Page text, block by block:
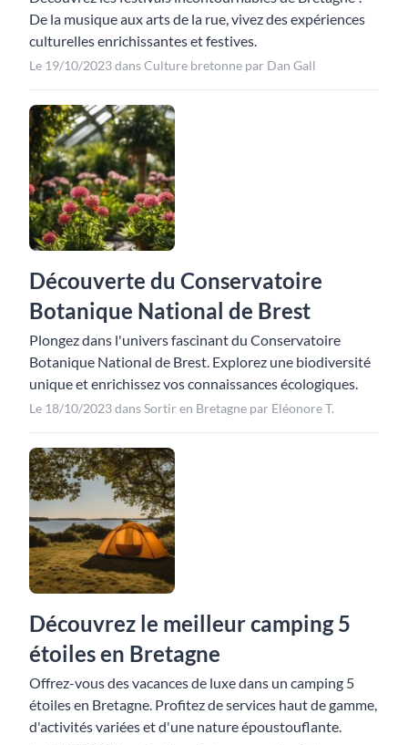
De la musique aux arts de la rue, vivez des expériences
culturelles enrichissantes et festives.
Le 19/10/2023 dans Culture bretonne par Dan Gall
Découverte du Conservatoire
Botanique National de Brest
Plongez dans l'univers fascinant du Conservatoire
Botanique National de Brest. Explorez une biodiversité
unique et enrichissez vos connaissances écologiques.
Le 18/10/2023 dans Sortir en Bretagne par Eléonore T.
Découvrez le meilleur camping 5
étoiles en Bretagne
Offrez-vous des vacances de luxe dans un camping 5
étoiles en Bretagne. Profitez de services haut de gamme,
d'activités variées et d'une nature époustouflante.